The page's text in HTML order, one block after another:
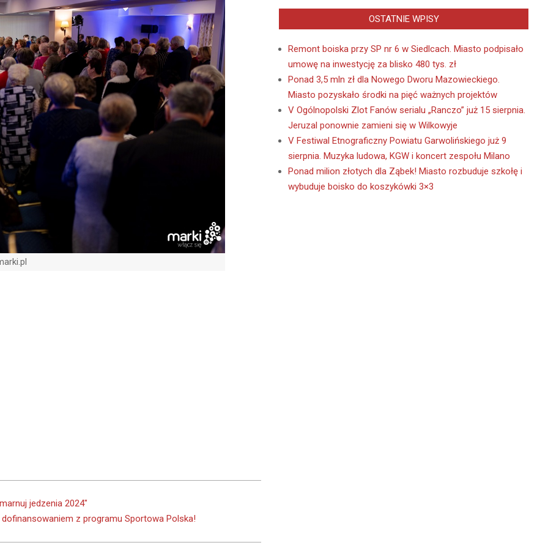
jedzenia 2024″
z programu Sportowa Polska!
OSTATNIE WPISY
Remont boiska przy SP nr 6 w Siedlcach. Miasto podpisało
umowę na inwestycję za blisko 480 tys. zł
Ponad 3,5 mln zł dla Nowego Dworu Mazowieckiego.
Miasto pozyskało środki na pięć ważnych projektów
V Ogólnopolski Zlot Fanów serialu „Ranczo” już 15 sierpnia.
Jeruzal ponownie zamieni się w Wilkowyje
V Festiwal Etnograficzny Powiatu Garwolińskiego już 9
sierpnia. Muzyka ludowa, KGW i koncert zespołu Milano
Ponad milion złotych dla Ząbek! Miasto rozbuduje szkołę i
wybuduje boisko do koszykówki 3×3